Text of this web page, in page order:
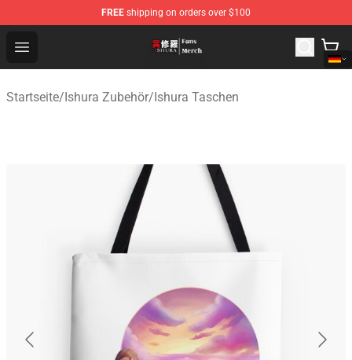
FREE shipping on orders over $100
Open menu
Ishura Store - Official Ishura Merchandise Shop
Startseite/Ishura Zubehör/Ishura Taschen